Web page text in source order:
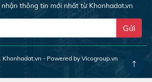
thông tin mới nhất từ Khonhadat.vn
Gửi
Khonhadat.vn - Powered by Vicogroup.vn